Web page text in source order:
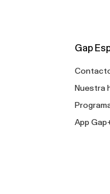
Gap
Nuestra
App